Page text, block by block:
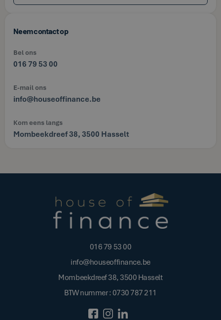
Neem contact op
Bel ons
016 79 53 00
E-mail ons
info@houseoffinance.be
Kom eens langs
Mombeekdreef 38, 3500 Hasselt
016 79 53 00
info@houseoffinance.be
Mombeekdreef 38, 3500 Hasselt
BTW nummer : 0730 787 211